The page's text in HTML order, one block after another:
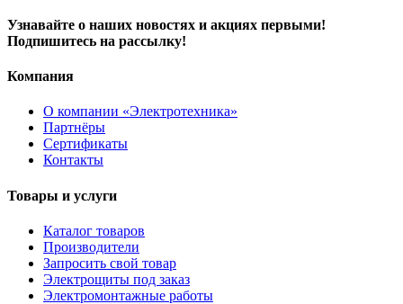
Узнавайте о наших новостях и акциях первыми!
Подпишитесь на рассылку!
Компания
О компании «Электротехника»
Партнёры
Сертификаты
Контакты
Товары и услуги
Каталог товаров
Производители
Запросить свой товар
Электрощиты под заказ
Электромонтажные работы